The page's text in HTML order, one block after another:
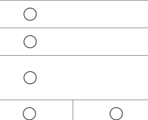
◯
◯
◯
◯ ◯